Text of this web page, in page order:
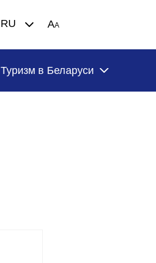
RU AA
Туризм в Беларуси